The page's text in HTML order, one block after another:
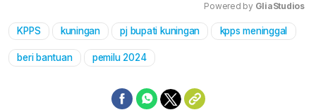
Mute
Powered by GliaStudios
KPPS kuningan pj bupati kuningan kpps meninggal
beri bantuan pemilu 2024